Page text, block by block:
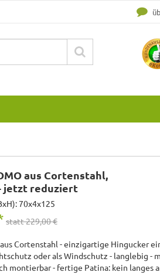
aus Cortenstahl,
jetzt reduziert
70x4x125
statt 229,00 €
Cortenstahl - einzigartige Hingucker
oder als Windschutz - langlebig -
montierbar - fertige Patina: kein langes